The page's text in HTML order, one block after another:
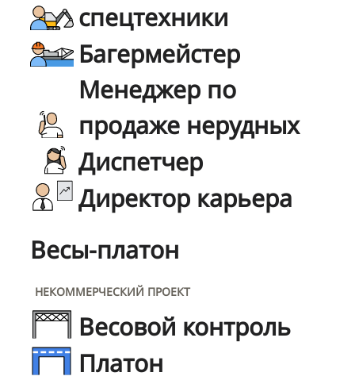
спецтехники
Багермейстер
Менеджер по
продаже нерудных
Диспетчер
Директор карьера
Весы-платон
НЕКОММЕРЧЕСКИЙ ПРОЕКТ
Весовой контроль
Платон